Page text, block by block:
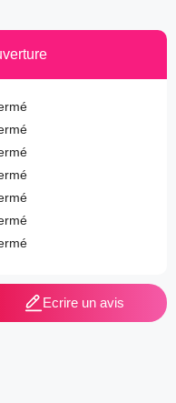
Ecrire un avis